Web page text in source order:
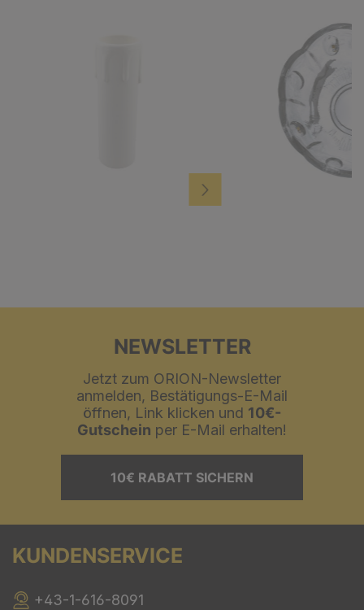
NEWSLETTER
Jetzt zum ORION-Newsletter
anmelden, Bestätigungs-E-Mail
öffnen, Link klicken und 10€-
Gutschein per E-Mail erhalten!
10€ RABATT SICHERN
KUNDENSERVICE
+43-1-616-8091